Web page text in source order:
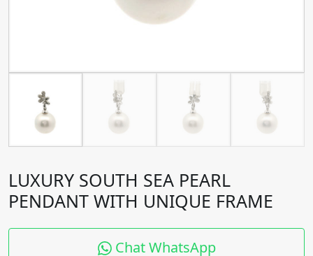
LUXURY SOUTH SEA PEARL
PENDANT WITH UNIQUE FRAME
Chat WhatsApp